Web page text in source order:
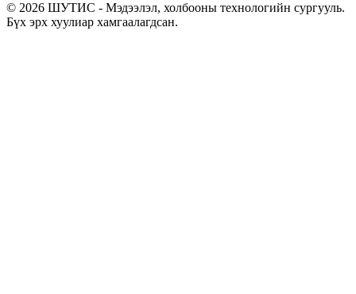
© 2026 ШУТИС - Мэдээлэл, холбооны технологийн сургууль.
Бүх эрх хуулиар хамгаалагдсан.